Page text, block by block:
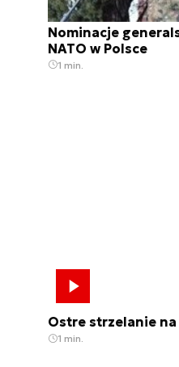
Nominacje
NATO w Polsce
1 min.
Ostre strzelanie na
1 min.